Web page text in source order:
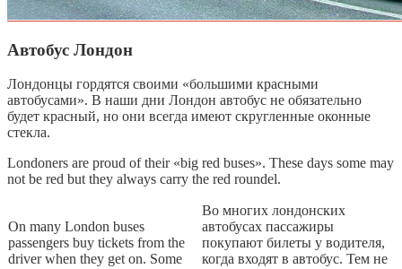
Автобус Лондон
Лондонцы гордятся своими «большими красными
автобусами». В наши дни Лондон автобус не обязательно
будет красный, но они всегда имеют скругленные оконные
стекла.
Londoners are proud of their «big red buses». These days some may
not be red but they always carry the red roundel.
On many London buses
passengers buy tickets from the
driver when they get on. Some
Во многих лондонских
автобусах пассажиры
покупают билеты у водителя,
когда входят в автобус. Тем не